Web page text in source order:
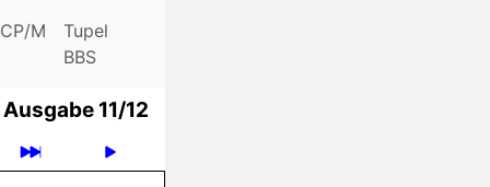
CP/M
Tupel
BBS
Ausgabe 11/12